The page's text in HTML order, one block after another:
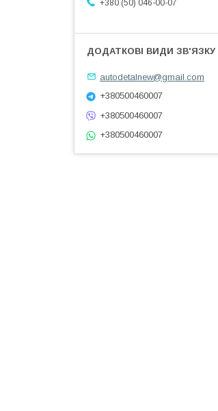
+380 (50) 046-00-07
autodetalnew@gmail.com
+380500460007
+380500460007
+380500460007